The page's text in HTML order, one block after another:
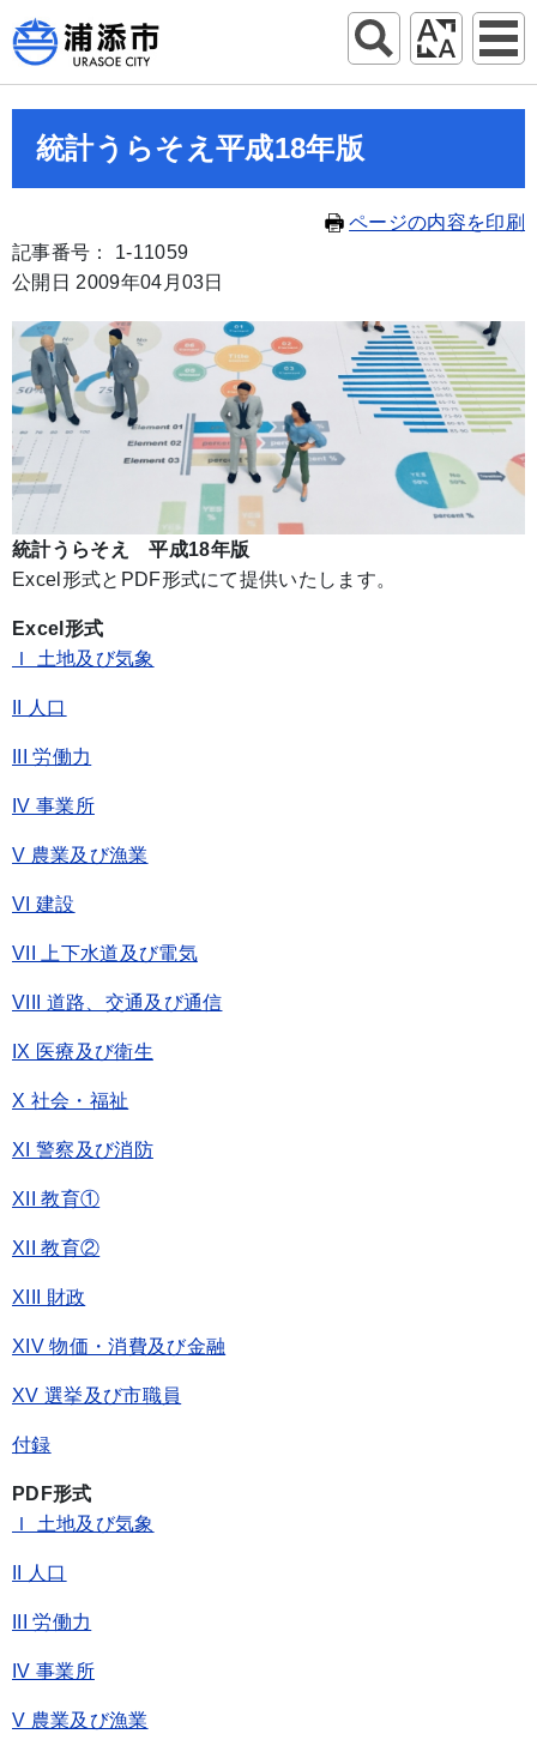
統計うらそえ平成18年版
ページの内容を印刷
記事番号： 1-11059
公開日 2009年04月03日
統計うらそえ 平成18年版
Excel形式とPDF形式にて提供いたします。
Excel形式
Ｉ 土地及び気象
II 人口
III 労働力
IV 事業所
V 農業及び漁業
VI 建設
VII 上下水道及び電気
VIII 道路、交通及び通信
IX 医療及び衛生
X 社会・福祉
XI 警察及び消防
XII 教育①
XII 教育②
XIII 財政
XIV 物価・消費及び金融
XV 選挙及び市職員
付録
PDF形式
Ｉ 土地及び気象
II 人口
III 労働力
IV 事業所
V 農業及び漁業